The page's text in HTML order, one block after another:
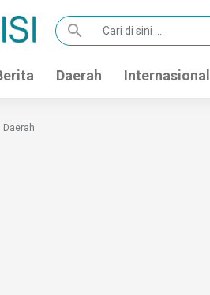
search
Daerah Internasional
Daerah